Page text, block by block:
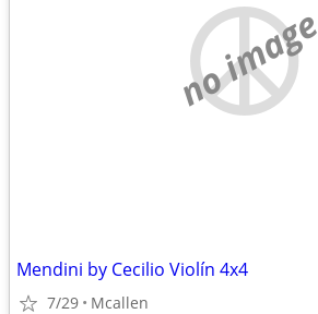
no image
Mendini by Cecilio Violín 4x4
7/29 Mcallen